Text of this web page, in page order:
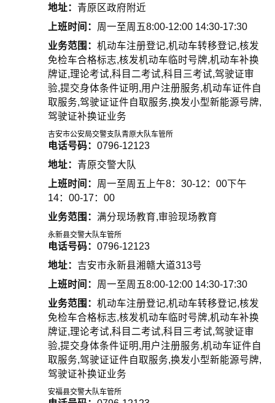
地址： 青原区政府附近
上班时间： 周一至周五8:00-12:00 14:30-17:30
业务范围： 机动车注册登记,机动车转移登记,核发
免检车合格标志,核发机动车临时号牌,机动车补换
牌证,理论考试,科目二考试,科目三考试,驾驶证审
验,提交身体条件证明,用户注册服务,机动车证件自
取服务,驾驶证证件自取服务,换发小型新能源号牌,
驾驶证补换证业务
吉安市公安局交警支队青原大队车管所
电话号码： 0796-12123
地址： 青原交警大队
上班时间： 周一至周五上午8：30-12：00下午
14：00-17：00
业务范围： 满分现场教育,审验现场教育
永新县交警大队车管所
电话号码： 0796-12123
地址： 吉安市永新县湘赣大道313号
上班时间： 周一至周五8:00-12:00 14:30-17:30
业务范围： 机动车注册登记,机动车转移登记,核发
免检车合格标志,核发机动车临时号牌,机动车补换
牌证,理论考试,科目二考试,科目三考试,驾驶证审
验,提交身体条件证明,用户注册服务,机动车证件自
取服务,驾驶证证件自取服务,换发小型新能源号牌,
驾驶证补换证业务
安福县交警大队车管所